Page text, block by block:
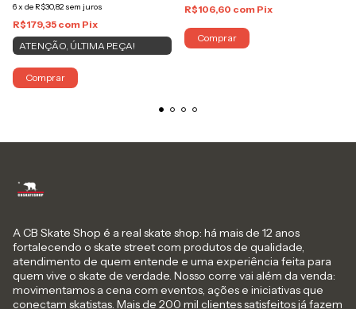
6x de R$30,82 sem juros
R$179,35 com Pix
ATENÇÃO, ÚLTIMA PEÇA!
Comprar
R$106,60 com Pix
Comprar
A CB Skate Shop é a real skate shop: há mais de 12 anos
fortalecendo o skate street com produtos de qualidade,
atendimento de quem entende e uma experiência feita para
quem vive o skate de verdade. Nosso corre vai além da venda:
movimentamos a cena com eventos, ações e iniciativas que
conectam skatistas. Mais de 200 mil clientes satisfeitos já fazem